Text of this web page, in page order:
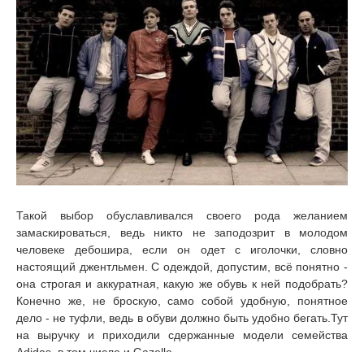
Такой выбор обуславливался своего рода желанием
замаскироваться, ведь никто не заподозрит в молодом
человеке дебошира, если он одет с иголочки, словно
настоящий джентльмен. С одеждой, допустим, всё понятно -
она строгая и аккуратная, какую же обувь к ней подобрать?
Конечно же, не броскую, само собой удобную, понятное
дело - не туфли, ведь в обуви должно быть удобно бегать.Тут
на выручку и приходили сдержанные модели семейства